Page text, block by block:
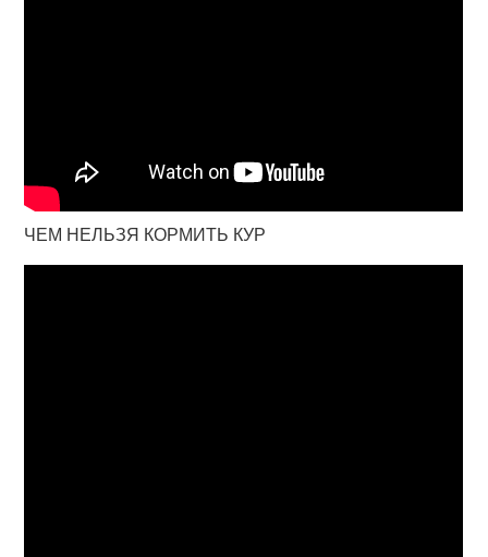
ЧЕМ НЕЛЬЗЯ КОРМИТЬ КУР